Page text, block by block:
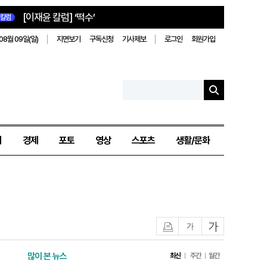
칼럼 [이재윤 칼럼] ‘떡수’
월 09일(일) 지면보기 구독신청 기사제보 로그인 회원가입
경제 포토 영상 스포츠 생활/문화
글자작게글자크게
많이 본 뉴스 최신 주간 월간